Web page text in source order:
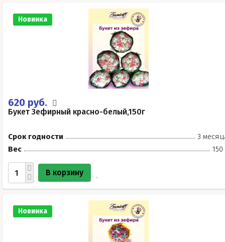
Новинка
620 руб.
Букет Зефирный красно-белый,150г
Срок годности
3
Вес
150
В корзину
Новинка